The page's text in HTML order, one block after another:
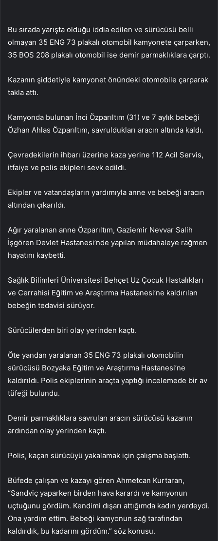
Bu sırada yarışta olduğu iddia edilen ve sürücüsü belli
olmayan 35 ENG 73 plakalı otomobil kamyonete çarparken,
35 BOS 208 plakalı otomobil ise demir parmaklıklara çarptı.
Kazanın şiddetiyle kamyonet önündeki otomobile çarparak
takla attı.
Kamyonda bulunan İnci Özparıltım (31) ve 7 aylık bebeği
Özhan Ahlas Özparıltım, savruldukları aracın altında kaldı.
Çevredekilerin ihbarı üzerine kaza yerine 112 Acil Servis,
itfaiye ve polis ekipleri sevk edildi.
Ekipler ve vatandaşların yardımıyla anne ve bebeği aracın
altından çıkarıldı.
Ağır yaralanan anne Özparıltım, Gaziemir Nevvar Salih
İşgören Devlet Hastanesi’nde yapılan müdahaleye rağmen
hayatını kaybetti.
Sağlık Bilimleri Üniversitesi Behçet Uz Çocuk Hastalıkları
ve Cerrahisi Eğitim ve Araştırma Hastanesi’ne kaldırılan
bebeğin tedavisi sürüyor.
Sürücülerden biri olay yerinden kaçtı.
Öte yandan yaralanan 35 ENG 73 plakalı otomobilin
sürücüsü Bozyaka Eğitim ve Araştırma Hastanesi’ne
kaldırıldı. Polis ekiplerinin araçta yaptığı incelemede bir av
tüfeği bulundu.
Demir parmaklıklara savrulan aracın sürücüsü kazanın
ardından olay yerinden kaçtı.
Polis, kaçan sürücüyü yakalamak için çalışma başlattı.
Büfede çalışan ve kazayı gören Ahmetcan Kurtaran,
“Sandviç yaparken birden hava karardı ve kamyonun
uçtuğunu gördüm. Kendimi dışarı attığımda kadın yerdeydi.
Ona yardım ettim. Bebeği kamyonun sağ tarafından
kaldırdık, bu kadarını gördüm.” söz konusu.